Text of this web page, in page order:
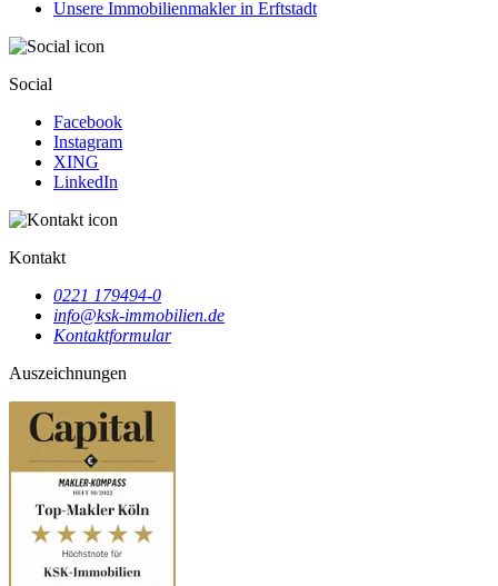
Unsere Immobilienmakler in Erftstadt
Social
Facebook
Instagram
XING
LinkedIn
Kontakt
0221 179494-0
info@ksk-immobilien.de
Kontaktformular
Auszeichnungen